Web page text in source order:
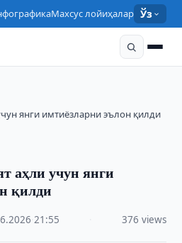
Махсус лойиҳалар Ўз
янги имтиёзларни эълон қилди
аҳли учун янги
қилди
·21:55 376 views